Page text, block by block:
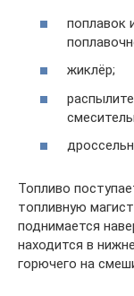
поплавок
жиклёр;
Топливо
топливную
поднимается
находится в
горючего на